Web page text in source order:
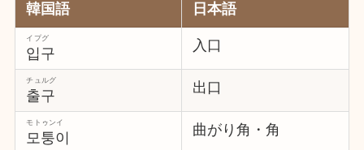
韓国語 日本語
입구
イプグ 入口
출구
チュルグ 出口
모퉁이
モトゥンイ 曲がり角・角